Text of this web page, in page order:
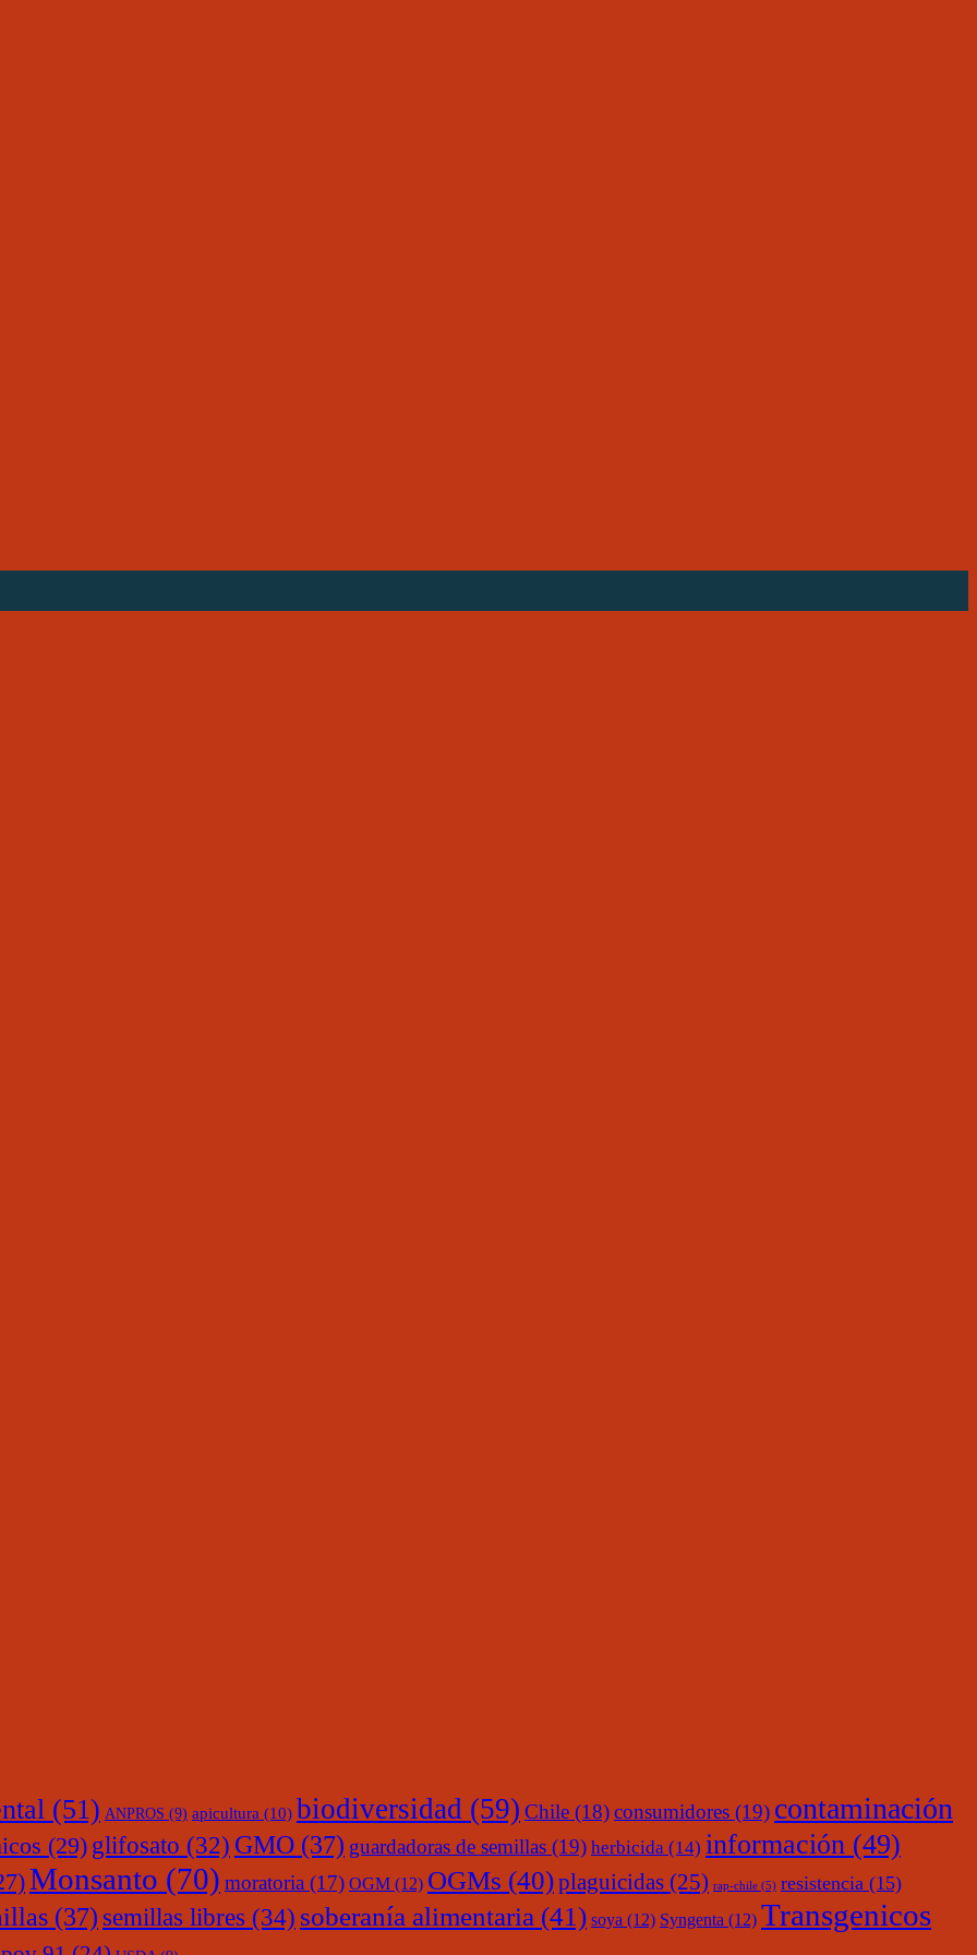
(51) ANPROS (9) apicultura (10) biodiversidad (59) Chile (18)consumidores (19) contaminación
(29) glifosato (32) GMO (37) guardadoras de semillas (19) herbicida (14) información (49)
Monsanto (70) moratoria (17) OGM (12) OGMs (40)plaguicidas (25) rap-chile (5) resistencia (15)
(37) semillas libres (34) soberanía alimentaria (41) soya (12) Syngenta (12) Transgenicos